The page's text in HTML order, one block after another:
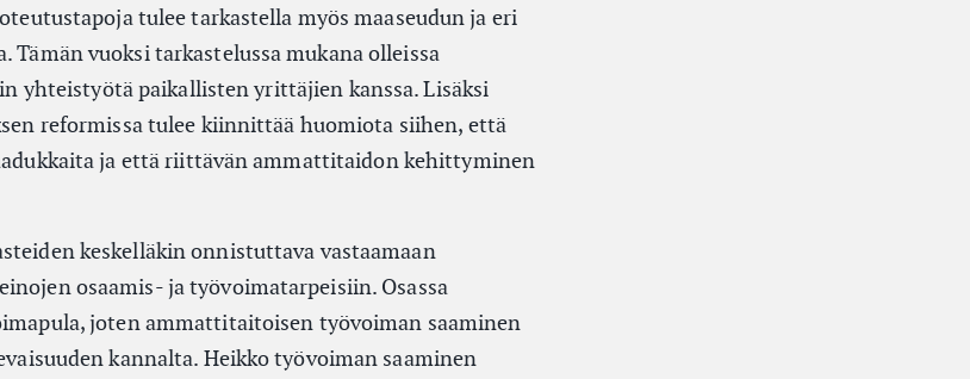
tulee tarkastella myös maaseudun ja eri
vuoksi tarkastelussa mukana olleissa
yhteistyötä paikallisten yrittäjien kanssa. Lisäksi
reformissa tulee kiinnittää huomiota siihen, että
ja että riittävän ammattitaidon kehittyminen
keskelläkin onnistuttava vastaamaan
osaamis- ja työvoimatarpeisiin. Osassa
joten ammattitaitoisen työvoiman saaminen
kannalta. Heikko työvoiman saaminen